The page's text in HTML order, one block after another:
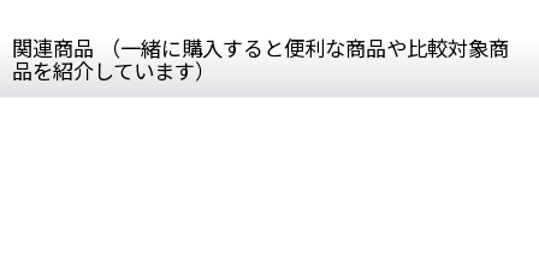
関連商品 （一緒に購入すると便利な商品や比較対象商
品を紹介しています）